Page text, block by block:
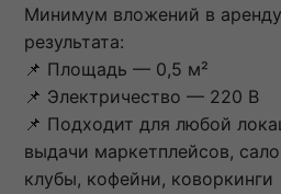
Минимум вложений в
результата:
📌 Площадь — 0,5 м²
📌 Электричество — 220 В
📌 Подходит для любой
выдачи маркетплейсов,
клубы, кофейни, коворкинги